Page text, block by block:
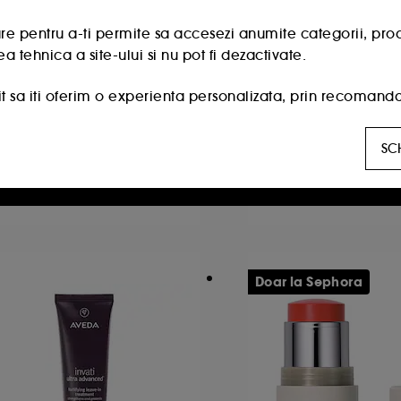
Lash Mascara
Blowout Babe
Doar la Sephora
pentru a-ti permite sa accesezi anumite categorii,
tehnica a site-ului si nu pot fi dezactivate.
sa iti oferim o experienta personalizata, prin
promotionale special create profilului tau.
ne permite sa obtinem date statistice privind numarul de
ne permit sa evitam platile frauduloase si furtul de
cu noi anumite informatii si toate functionalitatile si